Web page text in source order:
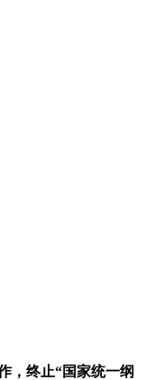
，终止“国家统一纲